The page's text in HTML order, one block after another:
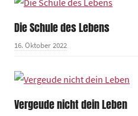
Die Schule des Lebens
16. Oktober 2022
Vergeude nicht dein Leben